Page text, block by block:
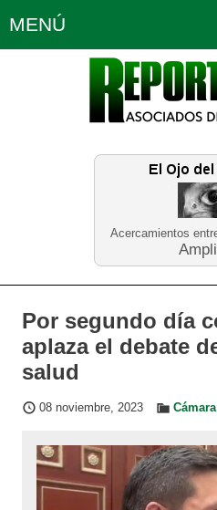
Acercamientos
MENÚ
Política Opinión
Planeta
Por segundo día
aplaza el debate
salud
08 noviembre, 2023